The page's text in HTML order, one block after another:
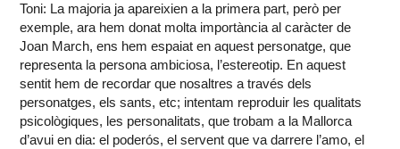
Toni: La majoria ja apareixien a la primera part, però per
exemple, ara hem donat molta importància al caràcter de
Joan March, ens hem espaiat en aquest personatge, que
representa la persona ambiciosa, l’estereotip. En aquest
sentit hem de recordar que nosaltres a través dels
personatges, els sants, etc; intentam reproduir les qualitats
psicològiques, les personalitats, que trobam a la Mallorca
d’avui en dia: el poderós, el servent que va darrere l’amo, el